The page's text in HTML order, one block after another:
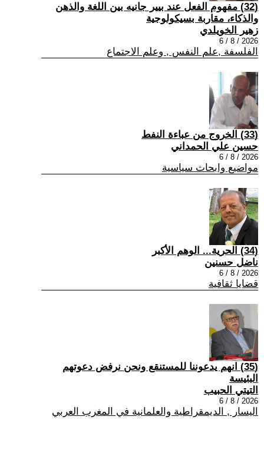
(32) مفهوم الفعل عند بيير جانيه بين اللغة والذهن
والذكاء، مقاربة بسيكولوجية
زهير الخويلدي
2026 / 8 / 6
الفلسفة ,علم النفس , وعلم الاجتماع
(33) الخروج من عباءة النفط
حسين علي الحمداني
2026 / 8 / 6
مواضيع وابحاث سياسية
(34) الحرية... الوهم الأكبر
ناضل حسنين
2026 / 8 / 6
قضايا ثقافية
(35) انهم يدعوننا للمستنقع ونحن نرفض دعوتهم
البئيسة
التيتي الحبيب
2026 / 8 / 6
اليسار , الديمقراطية والعلمانية في المغرب العربي